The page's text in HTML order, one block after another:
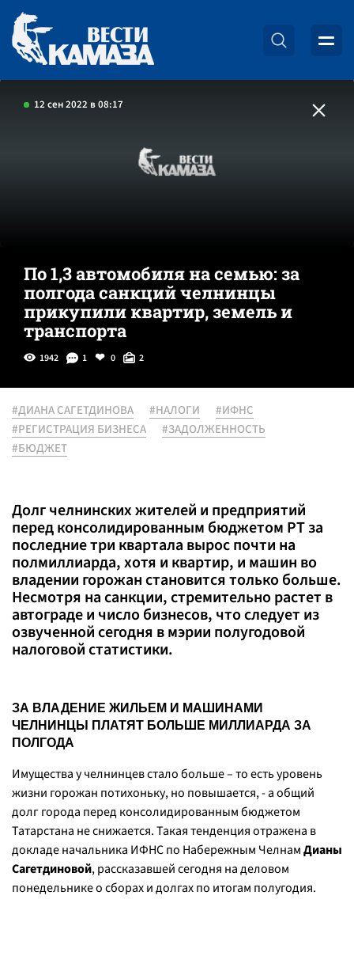
12 сен 2022 в 08:17
По 1,3 автомобиля на семью: за
полгода санкций челнинцы
прикупили квартир, земель и
транспорта
1942 1 0 2
#ДИАНА САГЕТДИНОВА #НАЛОГИ
#ИФНС
#РЕГИСТРАЦИЯ БИЗНЕСА
#ЗАДОЛЖЕННОСТЬ
#БЮДЖЕТ
Долг челнинских жителей и предприятий
перед консолидированным бюджетом РТ за
последние три квартала вырос почти на
полмиллиарда, хотя и квартир, и машин во
владении горожан становится только больше.
Несмотря на санкции, стремительно растет в
автограде и число бизнесов, что следует из
озвученной сегодня в мэрии полугодовой
налоговой статистики.
ЗА ВЛАДЕНИЕ ЖИЛЬЕМ И МАШИНАМИ
ЧЕЛНИНЦЫ ПЛАТЯТ БОЛЬШЕ МИЛЛИАРДА ЗА
ПОЛГОДА
Имущества у челнинцев стало больше – то есть уровень
жизни горожан потихоньку, но повышается, - а общий
долг города перед консолидированным бюджетом
Татарстана не снижается. Такая тенденция отражена в
докладе начальника ИФНС по Набережным ЧелнамДианы
Сагетдиновой, рассказавшей сегодня на деловом
понедельнике о сборах и долгах по итогам полугодия.